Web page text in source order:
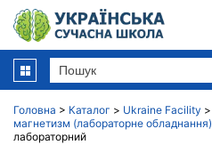
Головна > Каталог > Ukraine Facility >
магнетизм (лабораторне обладнання)
лабораторний